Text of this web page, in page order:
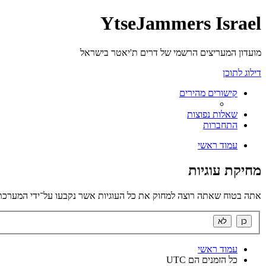
YtseJammers Israel
מועדון המעריצים הרשמי של דרים ת'יאטר בישראל
דילוג לתוכן
קישורים מהירים
שאלות נפוצות
התחברות
עמוד ראשי
מחיקת עוגיות
אתה בטוח שאתה רוצה למחוק את כל העוגיות אשר נקבעו על־ידי
עמוד ראשי
כל הזמנים הם UTC